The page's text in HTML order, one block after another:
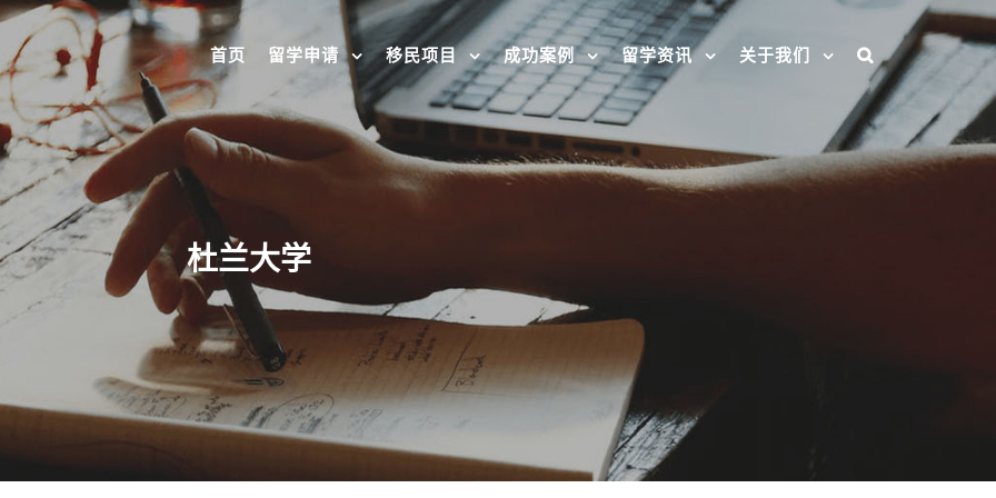
首页 留学申请 移民项目 成功案例 留学资讯 关于我们
杜兰大学